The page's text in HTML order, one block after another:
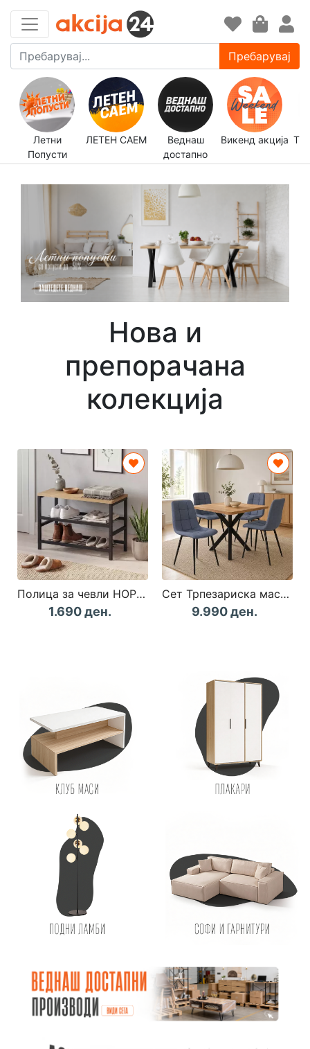
Пребарувај
Летни
Попусти
ЛЕТЕН САЕМ
Веднаш
достапно
Викенд акција
Нова и
препорачана
колекција
Полица за чевли НОРДЕН Даб/Црна
1.690 ден.
Сет Трпезариска маса + 4 столици КАРПЕТ
9.990 ден.